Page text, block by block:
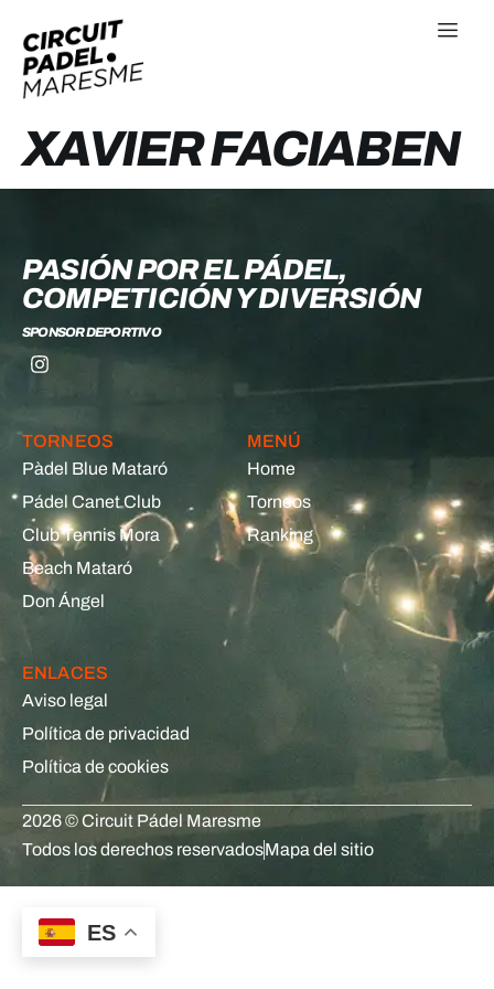
XAVIER FACIABEN
PASIÓN POR EL PÁDEL,
COMPETICIÓN Y DIVERSIÓN
SPONSOR DEPORTIVO
TORNEOS
Pàdel Blue Mataró
Pádel Canet Club
Club Tennis Mora
Beach Mataró
Don Ángel
MENÚ
Home
Torneos
Ranking
ENLACES
Aviso legal
Política de privacidad
Política de cookies
2026 © Circuit Pádel Maresme
Todos los derechos reservadosMapa del sitio
ES